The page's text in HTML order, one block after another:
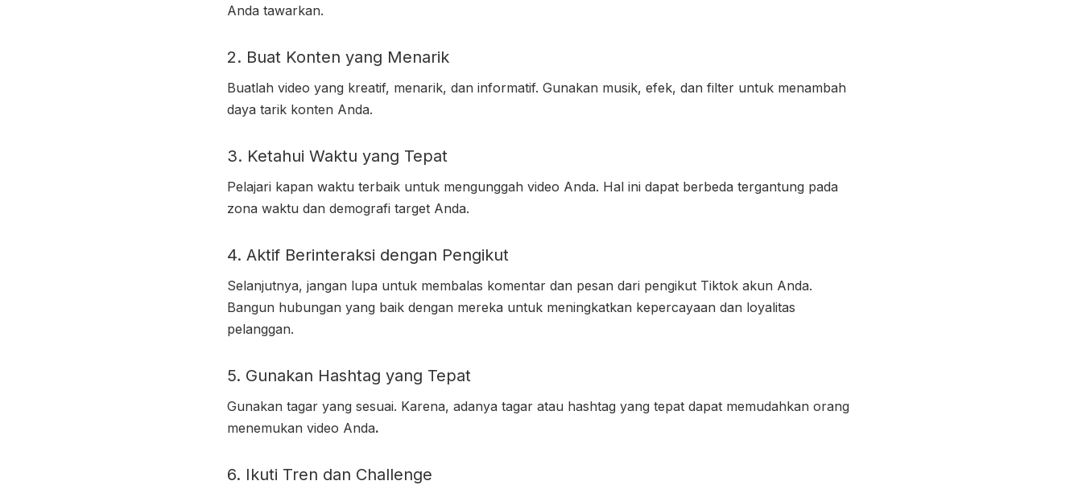
Anda tawarkan.
2. Buat Konten yang Menarik
Buatlah video yang kreatif, menarik, dan informatif. Gunakan musik, efek, dan filter untuk menambah
daya tarik konten Anda.
3. Ketahui Waktu yang Tepat
Pelajari kapan waktu terbaik untuk mengunggah video Anda. Hal ini dapat berbeda tergantung pada
zona waktu dan demografi target Anda.
4. Aktif Berinteraksi dengan Pengikut
Selanjutnya, jangan lupa untuk membalas komentar dan pesan dari pengikut Tiktok akun Anda.
Bangun hubungan yang baik dengan mereka untuk meningkatkan kepercayaan dan loyalitas
pelanggan.
5. Gunakan Hashtag yang Tepat
Gunakan tagar yang sesuai. Karena, adanya tagar atau hashtag yang tepat dapat memudahkan orang
menemukan video Anda.
6. Ikuti Tren dan Challenge